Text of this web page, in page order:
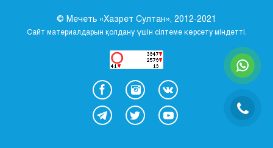
© Мечеть «Хазрет Султан», 2012-2021
Сайт материалдарын қолдану үшін сілтеме көрсету міндетті.